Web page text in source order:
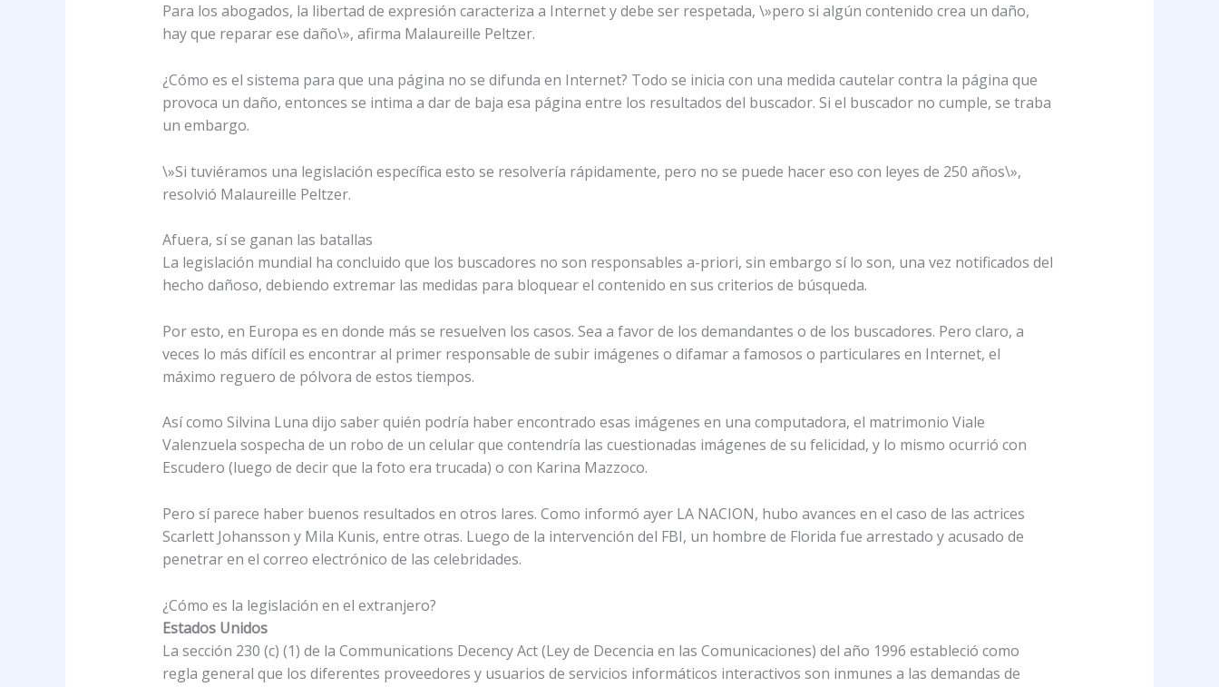
Para los abogados, la libertad de expresión caracteriza a Internet y debe ser respetada, \»pero si algún contenido crea un daño,
hay que reparar ese daño\», afirma Malaureille Peltzer.
¿Cómo es el sistema para que una página no se difunda en Internet? Todo se inicia con una medida cautelar contra la página que
provoca un daño, entonces se intima a dar de baja esa página entre los resultados del buscador. Si el buscador no cumple, se traba
un embargo.
\»Si tuviéramos una legislación específica esto se resolvería rápidamente, pero no se puede hacer eso con leyes de 250 años\»,
resolvió Malaureille Peltzer.
Afuera, sí se ganan las batallas
La legislación mundial ha concluido que los buscadores no son responsables a-priori, sin embargo sí lo son, una vez notificados del
hecho dañoso, debiendo extremar las medidas para bloquear el contenido en sus criterios de búsqueda.
Por esto, en Europa es en donde más se resuelven los casos. Sea a favor de los demandantes o de los buscadores. Pero claro, a
veces lo más difícil es encontrar al primer responsable de subir imágenes o difamar a famosos o particulares en Internet, el
máximo reguero de pólvora de estos tiempos.
Así como Silvina Luna dijo saber quién podría haber encontrado esas imágenes en una computadora, el matrimonio Viale
Valenzuela sospecha de un robo de un celular que contendría las cuestionadas imágenes de su felicidad, y lo mismo ocurrió con
Escudero (luego de decir que la foto era trucada) o con Karina Mazzoco.
Pero sí parece haber buenos resultados en otros lares. Como informó ayer LA NACION, hubo avances en el caso de las actrices
Scarlett Johansson y Mila Kunis, entre otras. Luego de la intervención del FBI, un hombre de Florida fue arrestado y acusado de
penetrar en el correo electrónico de las celebridades.
¿Cómo es la legislación en el extranjero?
Estados Unidos
La sección 230 (c) (1) de la Communications Decency Act (Ley de Decencia en las Comunicaciones) del año 1996 estableció como
regla general que los diferentes proveedores y usuarios de servicios informáticos interactivos son inmunes a las demandas de